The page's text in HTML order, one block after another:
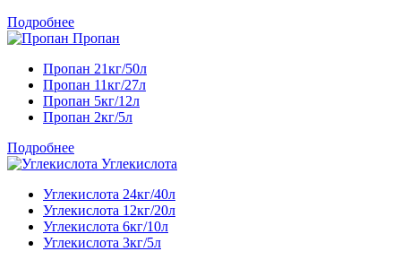
Подробнее
Пропан
Пропан 21кг/50л
Пропан 11кг/27л
Пропан 5кг/12л
Пропан 2кг/5л
Подробнее
Углекислота
Углекислота 24кг/40л
Углекислота 12кг/20л
Углекислота 6кг/10л
Углекислота 3кг/5л